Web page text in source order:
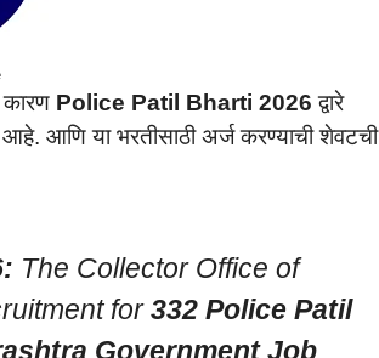
कारण Police Patil Bharti 2026 द्वारे
आणि या भरतीसाठी अर्ज करण्याची शेवटची
The Collector Office of
for332 Police Patil
Government Job